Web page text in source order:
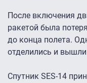
После включения
ракетой была
до конца полета.
отделились и вышли
Спутник SES-14